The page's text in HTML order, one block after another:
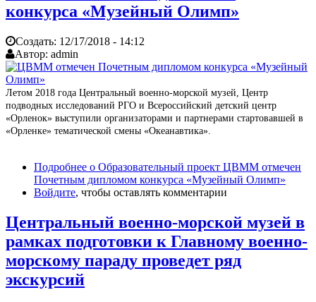
конкурса «Музейный Олимп»
Создать: 12/17/2018 - 14:12
Автор: admin
Летом 2018 года Центральный военно-морской музей, Центр
подводных исследований РГО и Всероссийский детский центр
«Орленок» выступили организаторами и партнерами стартовавшей в
«Орленке» тематической смены «Океанавтика».
Подробнее о Образовательный проект ЦВММ отмечен
Почетным дипломом конкурса «Музейный Олимп»
Войдите, чтобы оставлять комментарии
Центральный военно-морской музей в
рамках подготовки к Главному военно-
морскому параду проведет ряд
экскурсий